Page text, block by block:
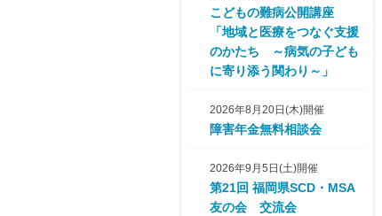
こどもの難病公開講座
「地域と医療をつなぐ支援
のかたち ～病気の子ども
に寄り添う関わり～」
2026年8月20日(木)開催
障害年金無料相談会
2026年9月5日(土)開催
第21回 福岡県SCD・MSA
友の会 交流会